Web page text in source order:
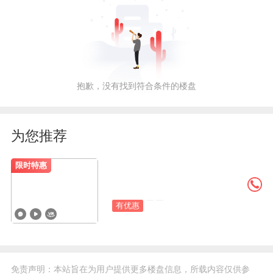
抱歉，没有找到符合条件的楼盘
为您推荐
限时特惠
有优惠
免责声明：本站旨在为用户提供更多楼盘信息，所载内容仅供参